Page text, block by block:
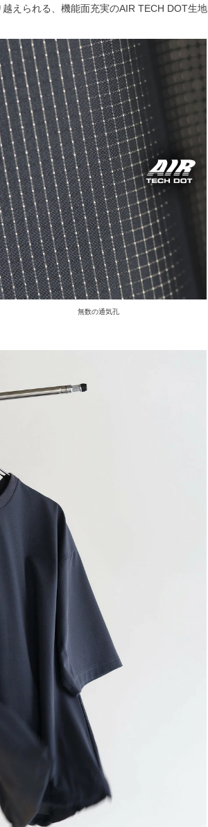
えられる、機能面充実のAIR TECH DOT生地
無数の通気孔